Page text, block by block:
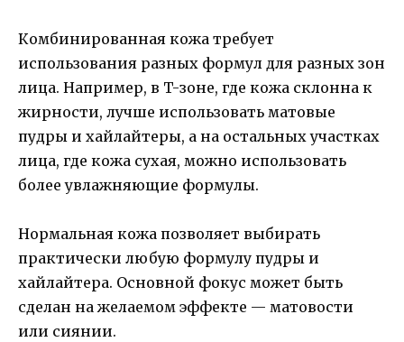
Комбинированная кожа требует
использования разных формул для разных зон
лица. Например, в T-зоне, где кожа склонна к
жирности, лучше использовать матовые
пудры и хайлайтеры, а на остальных участках
лица, где кожа сухая, можно использовать
более увлажняющие формулы.
Нормальная кожа позволяет выбирать
практически любую формулу пудры и
хайлайтера. Основной фокус может быть
сделан на желаемом эффекте — матовости
или сиянии.